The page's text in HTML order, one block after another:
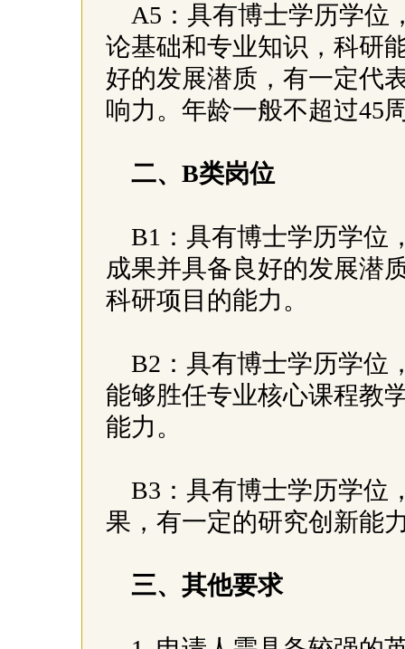
A5：具有博士学历学位
论基础和专业知识，科研
好的发展潜质，有一定代
响力。年龄一般不超过45
二、B类岗位
B1：具有博士学历学位
成果并具备良好的发展潜
科研项目的能力。
B2：具有博士学历学位
能够胜任专业核心课程教
能力。
B3：具有博士学历学位
果，有一定的研究创新能
三、其他要求